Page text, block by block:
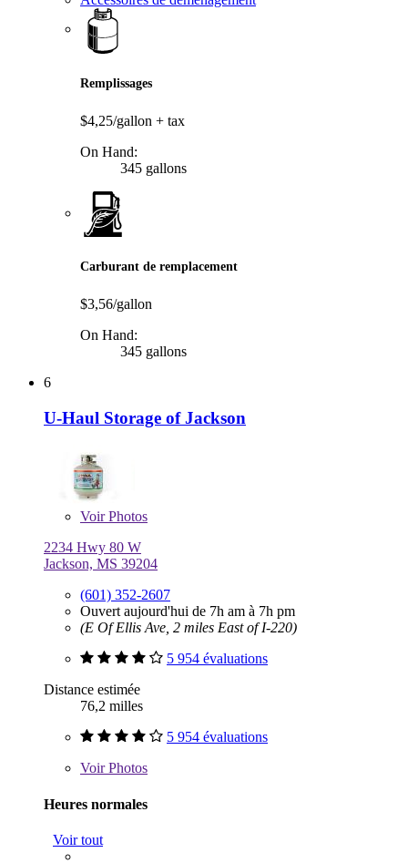
Remplissages
$4,25/gallon + tax
On Hand:
345 gallons
Carburant de remplacement
$3,56/gallon
On Hand:
345 gallons
6
U-Haul Storage of Jackson
VoirPhotos
2234 Hwy 80 W
Jackson, MS 39204
(601) 352-2607
Ouvert aujourd'hui de 7h am à 7h pm
(E Of Ellis Ave, 2 miles East of I-220)
5 954 évaluations
Distance estimée
76,2 milles
5 954 évaluations
VoirPhotos
Heures normales
Voir tout